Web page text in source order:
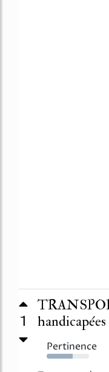
1
Pertinence
61%